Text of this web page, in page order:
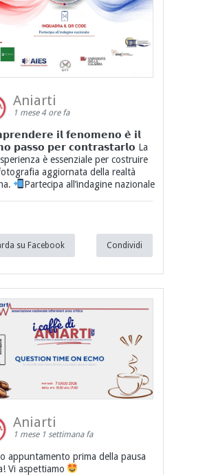
Aniarti
1 mese 4 ore fa
𝗶𝗹 𝗳𝗲𝗻𝗼𝗺𝗲𝗻𝗼 𝗲̀ 𝗶𝗹
𝗽𝗮𝘀𝘀𝗼 𝗽𝗲𝗿 𝗰𝗼𝗻𝘁𝗿𝗮𝘀𝘁𝗮𝗿𝗹𝗼 La
è essenziale per costruire
aggiornata della realtà
Partecipa all’indagine nazionale
su Facebook Condividi
Aniarti
1 mese 1 settimana fa
appuntamento prima della pausa
Vi aspettiamo